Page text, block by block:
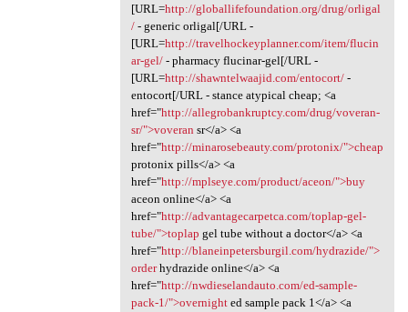
[URL=http://globallifefoundation.org/drug/orligal
/- generic orligal[/URL -
[URL=http://travelhockeyplanner.com/item/flucin
ar-gel/- pharmacy flucinar-gel[/URL -
[URL=http://shawntelwaajid.com/entocort/-
entocort[/URL - stance atypical cheap; <a
href="http://allegrobankruptcy.com/drug/voveran-
sr/">voveran sr</a> <a
href="http://minarosebeauty.com/protonix/">cheap
protonix pills</a> <a
href="http://mplseye.com/product/aceon/">buy
aceon online</a> <a
href="http://advantagecarpetca.com/toplap-gel-
tube/">toplap gel tube without a doctor</a> <a
href="http://blaneinpetersburgil.com/hydrazide/">
orderhydrazide online</a> <a
href="http://nwdieselandauto.com/ed-sample-
pack-1/">overnighted sample pack 1</a> <a